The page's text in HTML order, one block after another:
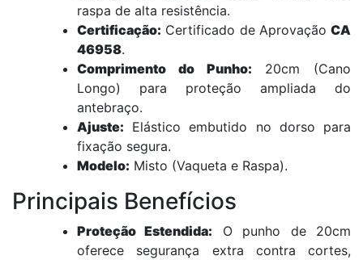
raspa de alta resistência.
Certificação: Certificado de Aprovação CA
46958.
Comprimento do Punho: 20cm (Cano
Longo) para proteção ampliada do
antebraço.
Ajuste: Elástico embutido no dorso para
fixação segura.
Modelo: Misto (Vaqueta e Raspa).
Principais Benefícios
Proteção Estendida: O punho de 20cm
oferece segurança extra contra cortes,